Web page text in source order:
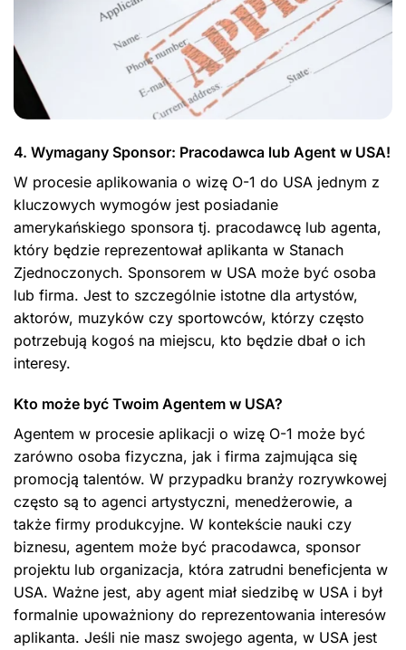
4. Wymagany Sponsor: Pracodawca lub Agent w USA!
W procesie aplikowania o wizę O-1 do USA jednym z
kluczowych wymogów jest posiadanie
amerykańskiego sponsora tj. pracodawcę lub agenta,
który będzie reprezentował aplikanta w Stanach
Zjednoczonych. Sponsorem w USA może być osoba
lub firma. Jest to szczególnie istotne dla artystów,
aktorów, muzyków czy sportowców, którzy często
potrzebują kogoś na miejscu, kto będzie dbał o ich
interesy.
Kto może być Twoim Agentem w USA?
Agentem w procesie aplikacji o wizę O-1 może być
zarówno osoba fizyczna, jak i firma zajmująca się
promocją talentów. W przypadku branży rozrywkowej
często są to agenci artystyczni, menedżerowie, a
także firmy produkcyjne. W kontekście nauki czy
biznesu, agentem może być pracodawca, sponsor
projektu lub organizacja, która zatrudni beneficjenta w
USA. Ważne jest, aby agent miał siedzibę w USA i był
formalnie upoważniony do reprezentowania interesów
aplikanta. Jeśli nie masz swojego agenta, w USA jest